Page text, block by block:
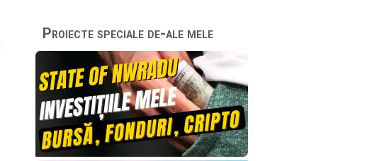
Proiecte speciale de-ale mele